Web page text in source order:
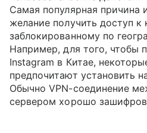
Самая популярная причина
желание получить доступ к
заблокированному по
Например, для того, чтобы
Instagram в Китае,
предпочитают установить
Обычно VPN-соединение
сервером хорошо